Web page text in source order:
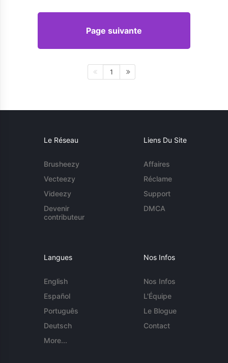
Page suivante
1
Le Réseau
Brusheezy
Vecteezy
Videezy
Devenir
contributeur
Liens Du Site
Affaires
Réclame
Support
DMCA
Langues
English
Español
Português
Deutsch
More...
Nos Infos
Nos Infos
L'Équipe
Le Blogue
Contact